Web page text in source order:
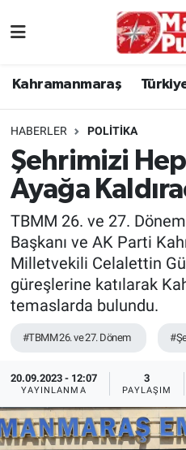
Kahramanmaraş
HABERLER POLITIKA
Şehrimizi
Ayağa
TBMM 26. ve 27.
Başkanı ve AK Parti
Milletvekili Celalettin
güreşlerine katılarak
temaslarda bulundu.
#TBMM 26. ve 27. Dönem
20.09.2023 - 12:07
YAYINLANMA
3
PAYLAŞIM
Türkiye
Politika
Ekonomi
Spor
Kültür Sanat
TEKNOLOJİ
Dünya
İstanbul Namaz
İstanbul Trafik
Süper Lig Puan
Tüm Manşetler
Son Dakika Haberleri